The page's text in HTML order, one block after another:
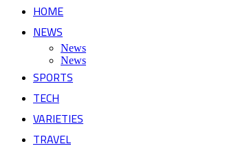
HOME
NEWS
News
News
SPORTS
TECH
VARIETIES
TRAVEL